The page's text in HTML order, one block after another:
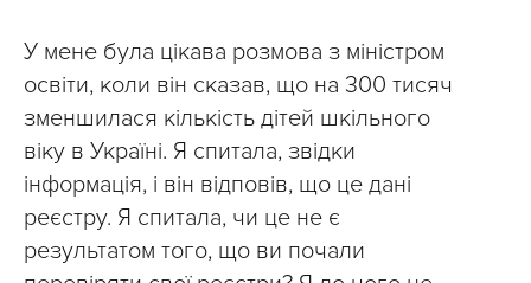
У мене була цікава розмова з міністром
освіти, коли він сказав, що на 300 тисяч
зменшилася кількість дітей шкільного
віку в Україні. Я спитала, звідки
інформація, і він відповів, що це дані
реєстру. Я спитала, чи це не є
результатом того, що ви почали